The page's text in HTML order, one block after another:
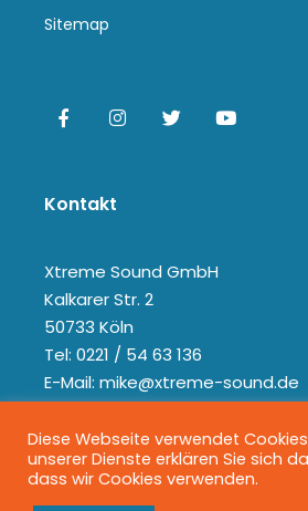
Sitemap
Kontakt
Xtreme Sound GmbH
Kalkarer Str. 2
50733 Köln
Tel: 0221 / 54 63 136
E-Mail: mike@xtreme-sound.de
Diese Webseite verwendet
unserer Dienste erklären Sie sich
dass wir Cookies verwenden.